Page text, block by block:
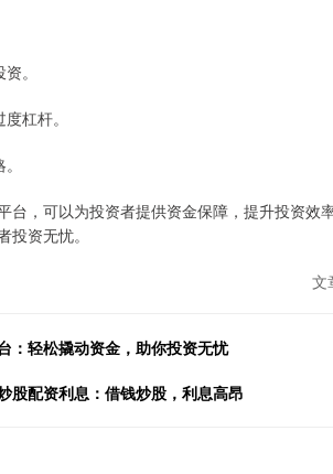
。
杠杆。
台，可以为投资者提供资金保障，提升投资效
资无忧。
文
：轻松撬动资金，助你投资无忧
股配资利息：借钱炒股，利息高昂